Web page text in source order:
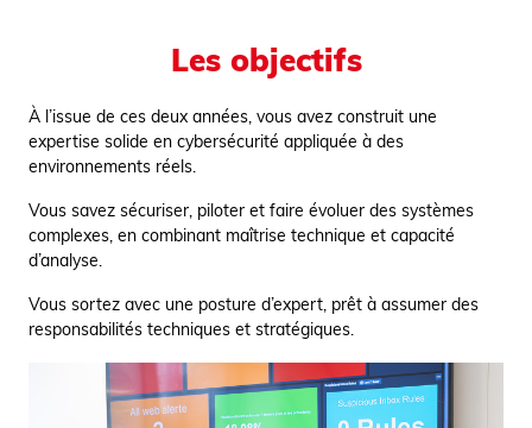
Les objectifs
À l’issue de ces deux années, vous avez construit une
expertise solide en cybersécurité appliquée à des
environnements réels.
Vous savez sécuriser, piloter et faire évoluer des systèmes
complexes, en combinant maîtrise technique et capacité
d’analyse.
Vous sortez avec une posture d’expert, prêt à assumer des
responsabilités techniques et stratégiques.